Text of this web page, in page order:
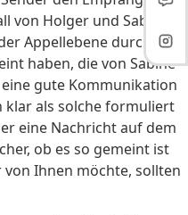
von Holger und Sabine
Appellebene durchaus
haben, die von Sabine
gute Kommunikation
klar als solche formuliert
eine Nachricht auf dem
ob es so gemeint ist
Ihnen möchte, sollten